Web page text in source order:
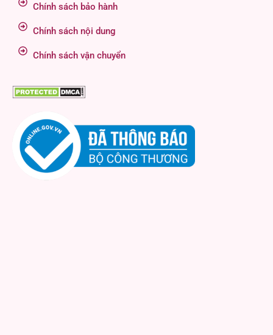
Chính sách bảo hành
Chính sách nội dung
Chính sách vận chuyển